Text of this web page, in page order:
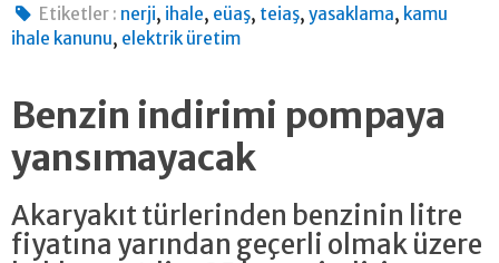
Etiketler : nerji, ihale, eüaş, teiaş,yasaklama, kamu
ihale kanunu, elektrik üretim
Benzin indirimi pompaya
yansımayacak
Akaryakıt türlerinden benzinin litre
fiyatına yarından geçerli olmak üzere